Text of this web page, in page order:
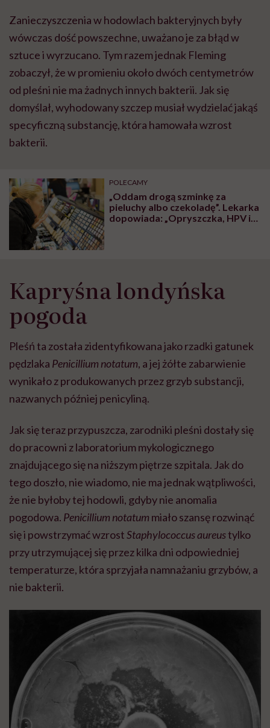
Zanieczyszczenia w hodowlach bakteryjnych były
wówczas dość powszechne, uważano je za błąd w
sztuce i wyrzucano. Tym razem jednak Fleming
zobaczył, że w promieniu około dwóch centymetrów
od pleśni nie ma żadnych innych bakterii. Jak się
domyślał, wyhodowany szczep musiał wydzielać jakąś
specyficzną substancję, która hamowała wzrost
bakterii.
POLECAMY
„Oddam drogą szminkę za
pieluchy albo czekoladę”. Lekarka
dopowiada: „Opryszczka, HPV i
Kapryśna londyńska
pogoda
Pleśń ta została zidentyfikowana jako rzadki gatunek
pędzlaka Penicillium notatum, a jej żółte zabarwienie
wynikało z produkowanych przez grzyb substancji,
nazwanych później penicyliną.
Jak się teraz przypuszcza, zarodniki pleśni dostały się
do pracowni z laboratorium mykologicznego
znajdującego się na niższym piętrze szpitala. Jak do
tego doszło, nie wiadomo, nie ma jednak wątpliwości,
że nie byłoby tej hodowli, gdyby nie anomalia
pogodowa. Penicillium notatum miało szansę rozwinąć
się i powstrzymać wzrostStaphylococcus aureustylko
przy utrzymującej się przez kilka dni odpowiedniej
temperaturze, która sprzyjała namnażaniu grzybów, a
nie bakterii.